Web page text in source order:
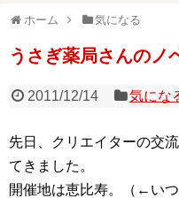
ホーム 気になる
うさぎ薬局さんのノ
2011/12/14 気にな
先日、クリエイターの交
てきました。
開催地は恵比寿。（←い